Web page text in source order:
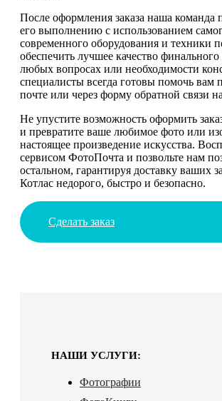
После оформления заказа наша команда
его выполнению с использованием
современного оборудования и техники
обеспечить лучшее качество
любых вопросах или необходимости
специалисты всегда готовы помочь вам
почте или через форму обратной связи
Не упустите возможность оформить
и превратите ваше любимое фото или
настоящее произведение искусства.
сервисом ФотоПочта и позвольте нам
остальном, гарантируя доставку ваших
Котлас недорого, быстро и безопасно.
Сделать заказ
НАШИ УСЛУГИ:
Фотографии